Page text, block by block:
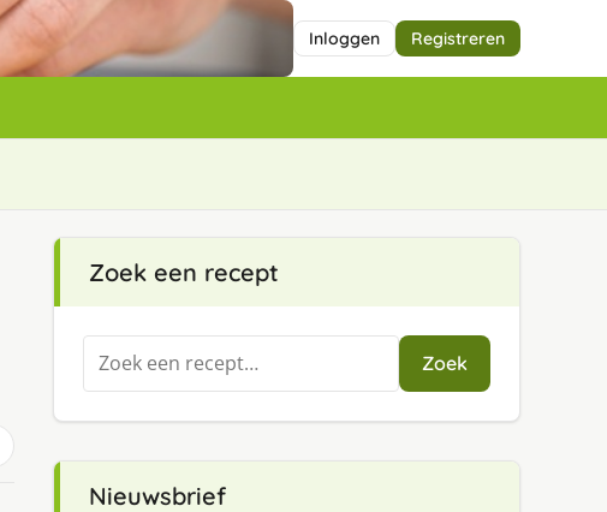
Inloggen Registreren
Zoek een recept
Zoeken
naar:
Zoek
Nieuwsbrief